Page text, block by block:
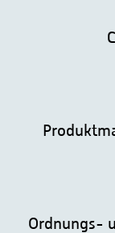
Ordnungs-